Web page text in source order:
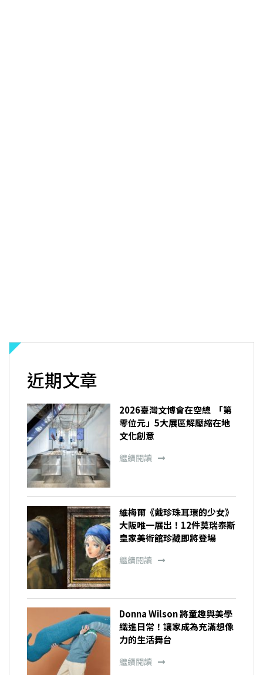
近期文章
2026臺灣文博會在空總 「第
零位元」5大展區解壓縮在地
文化創意
繼續閱讀
維梅爾《戴珍珠耳環的少女》
大阪唯一展出！12件莫瑞泰斯
皇家美術館珍藏即將登場
繼續閱讀
Donna Wilson 將童趣與美學
織進日常！讓家成為充滿想像
力的生活舞台
繼續閱讀